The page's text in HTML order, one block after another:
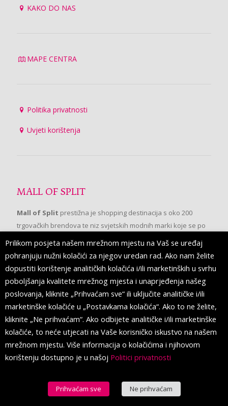
KAKO DO NAS
MAPE CENTRA
Politika privatnosti
Uvjeti korištenja
MALL OF SPLIT
Mall of Split prestižna je shopping destinacija s oko 200
trgovačkih brendova te niz svjetskih modnih marki koje se po
prvi put pojavljuju u Splitu.
PRATITE NAS
Prilikom posjeta našem mrežnom mjestu na Vaš se uređaj
pohranjuju nužni kolačići za njegov uredan rad. Ako nam želite
dopustiti korištenje analitičkih kolačića i/ili marketinških u svrhu
poboljšanja kvalitete mrežnog mjesta i unaprjeđenja našeg
poslovanja, kliknite „Prihvaćam sve“ ili uključite analitičke i/ili
marketinške kolačiće u „Postavkama kolačića“. Ako to ne želite,
kliknite „Ne prihvaćam“. Ako odbijete analitičke i/ili marketinške
kolačiće, to neće utjecati na Vaše korisničko iskustvo na našem
mrežnom mjestu. Više informacija o kolačićima i njihovom
korištenju dostupno je u našoj Politici privatnosti
Prihvaćam sve Ne prihvaćam